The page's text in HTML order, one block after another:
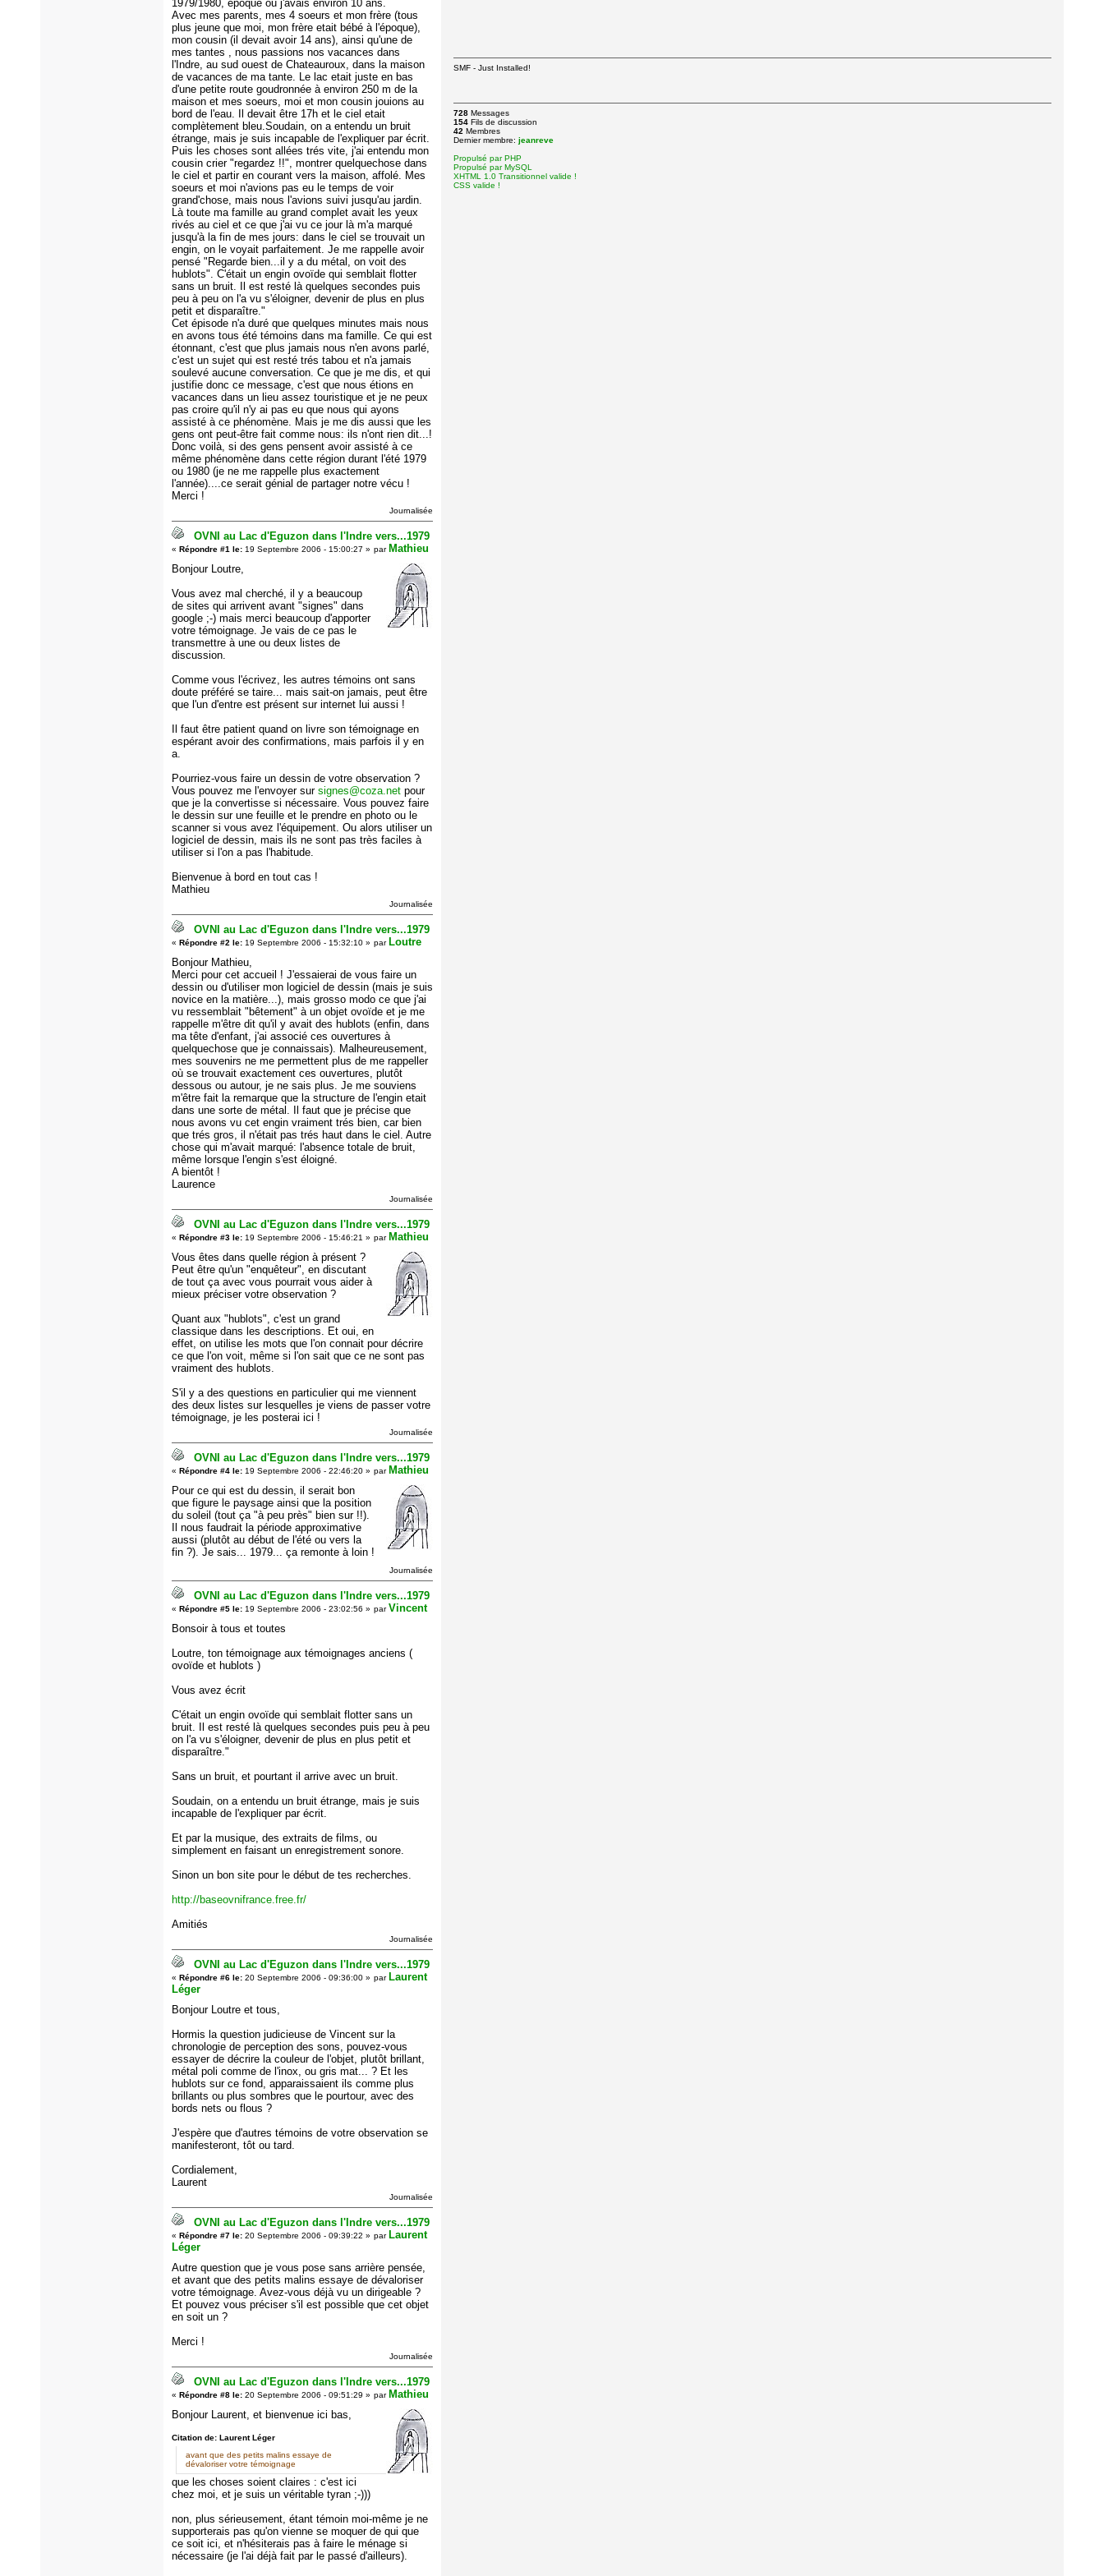
1979/1980, époque ou j'avais environ 10 ans.
Avec mes parents, mes 4 soeurs et mon frère (tous
plus jeune que moi, mon frère etait bébé à l'époque),
mon cousin (il devait avoir 14 ans), ainsi qu'une de
mes tantes , nous passions nos vacances dans
l'Indre, au sud ouest de Chateauroux, dans la maison
de vacances de ma tante. Le lac etait juste en bas
d'une petite route goudronnée à environ 250 m de la
maison et mes soeurs, moi et mon cousin jouions au
bord de l'eau. Il devait être 17h et le ciel etait
complètement bleu.Soudain, on a entendu un bruit
étrange, mais je suis incapable de l'expliquer par écrit.
Puis les choses sont allées trés vite, j'ai entendu mon
cousin crier "regardez !!", montrer quelquechose dans
le ciel et partir en courant vers la maison, affolé. Mes
soeurs et moi n'avions pas eu le temps de voir
grand'chose, mais nous l'avions suivi jusqu'au jardin.
Là toute ma famille au grand complet avait les yeux
rivés au ciel et ce que j'ai vu ce jour là m'a marqué
jusqu'à la fin de mes jours: dans le ciel se trouvait un
engin, on le voyait parfaitement. Je me rappelle avoir
pensé "Regarde bien...il y a du métal, on voit des
hublots". C'était un engin ovoïde qui semblait flotter
sans un bruit. Il est resté là quelques secondes puis
peu à peu on l'a vu s'éloigner, devenir de plus en plus
petit et disparaître."
Cet épisode n'a duré que quelques minutes mais nous
en avons tous été témoins dans ma famille. Ce qui est
étonnant, c'est que plus jamais nous n'en avons parlé,
c'est un sujet qui est resté trés tabou et n'a jamais
soulevé aucune conversation. Ce que je me dis, et qui
justifie donc ce message, c'est que nous étions en
vacances dans un lieu assez touristique et je ne peux
pas croire qu'il n'y ai pas eu que nous qui ayons
assisté à ce phénomène. Mais je me dis aussi que les
gens ont peut-être fait comme nous: ils n'ont rien dit...!
Donc voilà, si des gens pensent avoir assisté à ce
même phénomène dans cette région durant l'été 1979
ou 1980 (je ne me rappelle plus exactement
l'année)....ce serait génial de partager notre vécu !
Merci !
Journalisée
OVNI au Lac d'Eguzon dans l'Indre vers...1979
« Répondre #1 le: 19 Septembre 2006 - 15:00:27 » par Mathieu
Bonjour Loutre,
Vous avez mal cherché, il y a beaucoup
de sites qui arrivent avant "signes" dans
google ;-) mais merci beaucoup d'apporter
votre témoignage. Je vais de ce pas le
transmettre à une ou deux listes de
discussion.
Comme vous l'écrivez, les autres témoins ont sans
doute préféré se taire... mais sait-on jamais, peut être
que l'un d'entre est présent sur internet lui aussi !
Il faut être patient quand on livre son témoignage en
espérant avoir des confirmations, mais parfois il y en
a.
Pourriez-vous faire un dessin de votre observation ?
Vous pouvez me l'envoyer sur signes@coza.net pour
que je la convertisse si nécessaire. Vous pouvez faire
le dessin sur une feuille et le prendre en photo ou le
scanner si vous avez l'équipement. Ou alors utiliser un
logiciel de dessin, mais ils ne sont pas très faciles à
utiliser si l'on a pas l'habitude.
Bienvenue à bord en tout cas !
Mathieu
Journalisée
OVNI au Lac d'Eguzon dans l'Indre vers...1979
« Répondre #2 le: 19 Septembre 2006 - 15:32:10 » par Loutre
Bonjour Mathieu,
Merci pour cet accueil ! J'essaierai de vous faire un
dessin ou d'utiliser mon logiciel de dessin (mais je suis
novice en la matière...), mais grosso modo ce que j'ai
vu ressemblait "bêtement" à un objet ovoïde et je me
rappelle m'être dit qu'il y avait des hublots (enfin, dans
ma tête d'enfant, j'ai associé ces ouvertures à
quelquechose que je connaissais). Malheureusement,
mes souvenirs ne me permettent plus de me rappeller
où se trouvait exactement ces ouvertures, plutôt
dessous ou autour, je ne sais plus. Je me souviens
m'être fait la remarque que la structure de l'engin etait
dans une sorte de métal. Il faut que je précise que
nous avons vu cet engin vraiment trés bien, car bien
que trés gros, il n'était pas trés haut dans le ciel. Autre
chose qui m'avait marqué: l'absence totale de bruit,
même lorsque l'engin s'est éloigné.
A bientôt !
Laurence
Journalisée
OVNI au Lac d'Eguzon dans l'Indre vers...1979
« Répondre #3 le: 19 Septembre 2006 - 15:46:21 » par Mathieu
Vous êtes dans quelle région à présent ?
Peut être qu'un "enquêteur", en discutant
de tout ça avec vous pourrait vous aider à
mieux préciser votre observation ?
Quant aux "hublots", c'est un grand
classique dans les descriptions. Et oui, en
effet, on utilise les mots que l'on connait pour décrire
ce que l'on voit, même si l'on sait que ce ne sont pas
vraiment des hublots.
S'il y a des questions en particulier qui me viennent
des deux listes sur lesquelles je viens de passer votre
témoignage, je les posterai ici !
Journalisée
OVNI au Lac d'Eguzon dans l'Indre vers...1979
« Répondre #4 le: 19 Septembre 2006 - 22:46:20 » par Mathieu
Pour ce qui est du dessin, il serait bon
que figure le paysage ainsi que la position
du soleil (tout ça "à peu près" bien sur !!).
Il nous faudrait la période approximative
aussi (plutôt au début de l'été ou vers la
fin ?). Je sais... 1979... ça remonte à loin !
Journalisée
OVNI au Lac d'Eguzon dans l'Indre vers...1979
« Répondre #5 le: 19 Septembre 2006 - 23:02:56 » parVincent
Bonsoir à tous et toutes
Loutre, ton témoignage aux témoignages anciens (
ovoïde et hublots )
Vous avez écrit
C'était un engin ovoïde qui semblait flotter sans un
bruit. Il est resté là quelques secondes puis peu à peu
on l'a vu s'éloigner, devenir de plus en plus petit et
disparaître."
Sans un bruit, et pourtant il arrive avec un bruit.
Soudain, on a entendu un bruit étrange, mais je suis
incapable de l'expliquer par écrit.
Et par la musique, des extraits de films, ou
simplement en faisant un enregistrement sonore.
Sinon un bon site pour le début de tes recherches.
http://baseovnifrance.free.fr/
Amitiés
Journalisée
OVNI au Lac d'Eguzon dans l'Indre vers...1979
« Répondre #6 le: 20 Septembre 2006 - 09:36:00 » par Laurent
Léger
Bonjour Loutre et tous,
Hormis la question judicieuse de Vincent sur la
chronologie de perception des sons, pouvez-vous
essayer de décrire la couleur de l'objet, plutôt brillant,
métal poli comme de l'inox, ou gris mat... ? Et les
hublots sur ce fond, apparaissaient ils comme plus
brillants ou plus sombres que le pourtour, avec des
bords nets ou flous ?
J'espère que d'autres témoins de votre observation se
manifesteront, tôt ou tard.
Cordialement,
Laurent
Journalisée
OVNI au Lac d'Eguzon dans l'Indre vers...1979
« Répondre #7 le: 20 Septembre 2006 - 09:39:22 » par Laurent
Léger
Autre question que je vous pose sans arrière pensée,
et avant que des petits malins essaye de dévaloriser
votre témoignage. Avez-vous déjà vu un dirigeable ?
Et pouvez vous préciser s'il est possible que cet objet
en soit un ?
Merci !
Journalisée
OVNI au Lac d'Eguzon dans l'Indre vers...1979
« Répondre #8 le: 20 Septembre 2006 - 09:51:29 » par Mathieu
Bonjour Laurent, et bienvenue ici bas,
Citation de: Laurent Léger
avant que des petits malins essaye de
dévaloriser votre témoignage
que les choses soient claires : c'est ici
chez moi, et je suis un véritable tyran ;-)))
non, plus sérieusement, étant témoin moi-même je ne
supporterais pas qu'on vienne se moquer de qui que
ce soit ici, et n'hésiterais pas à faire le ménage si
nécessaire (je l'ai déjà fait par le passé d'ailleurs).
SMF - Just Installed!
728 Messages
154 Fils de discussion
42 Membres
Dernier membre: jeanreve
Propulsé par PHP
Propulsé par MySQL
XHTML 1.0 Transitionnel valide !
CSS valide !